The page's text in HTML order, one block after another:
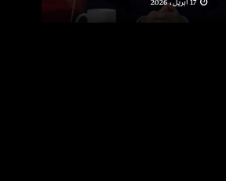
17 أبريل، 2026